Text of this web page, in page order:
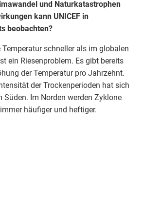
und Naturkatastrophen
kann UNICEF in
beobachten?
Temperatur schneller als im globalen
ein Riesenproblem. Es gibt bereits
der Temperatur pro Jahrzehnt.
der Trockenperioden hat sich
Süden. Im Norden werden Zyklone
häufiger und heftiger.